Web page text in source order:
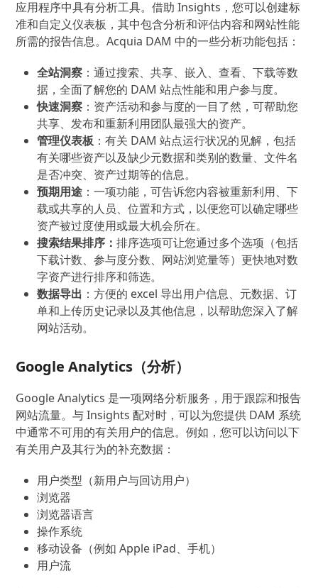
应用程序中具有分析工具。借助 Insights，您可以创建标
准和自定义仪表板，其中包含分析和评估内容和网站性能
所需的报告信息。Acquia DAM 中的一些分析功能包括：
全站洞察 ：通过搜索、共享、嵌入、查看、下载等数
据，全面了解您的 DAM 站点性能和用户参与度。
快速洞察 ：资产活动和参与度的一目了然，可帮助您
共享、发布和重新利用团队最强大的资产。
管理仪表板 ：有关 DAM 站点运行状况的见解，包括
有关哪些资产以及缺少元数据和类别的数量、文件名
是否冲突、资产过期等的信息。
预期用途 ：一项功能，可告诉您内容被重新利用、下
载或共享的人员、位置和方式，以便您可以确定哪些
资产被过度使用或最大机会所在。
搜索结果排序：排序选项可让您通过多个选项（包括
下载计数、参与度分数、网站浏览量等）更快地对数
字资产进行排序和筛选。
数据导出 ：方便的 excel 导出用户信息、元数据、订
单和上传历史记录以及其他信息，以帮助您深入了解
网站活动。
Google Analytics（分析）
Google Analytics 是一项网络分析服务，用于跟踪和报告
网站流量。与 Insights 配对时，可以为您提供 DAM 系统
中通常不可用的有关用户的信息。例如，您可以访问以下
有关用户及其行为的补充数据：
用户类型（新用户与回访用户）
浏览器
浏览器语言
操作系统
移动设备（例如 Apple iPad、手机）
用户流